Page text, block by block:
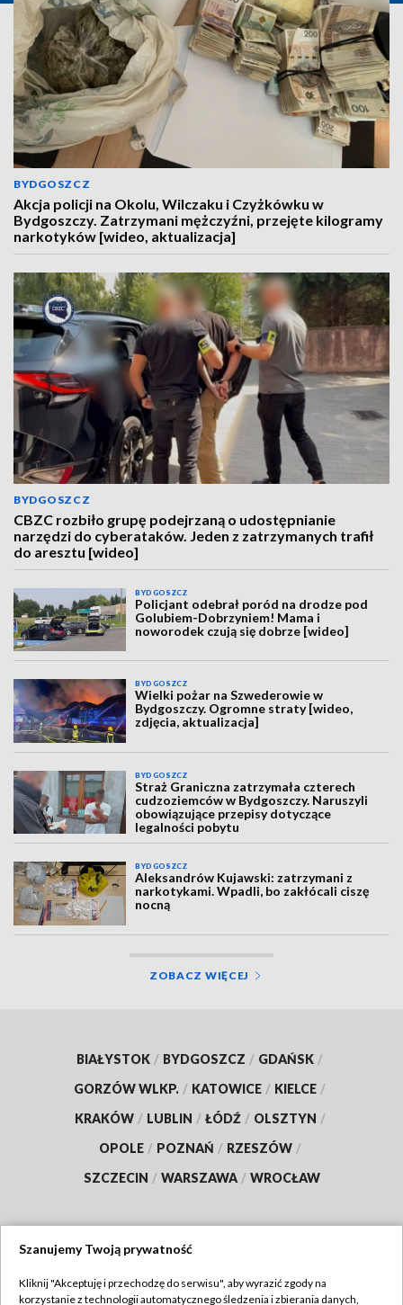
BYDGOSZCZ
Akcja policji na Okolu, Wilczaku i Czyżkówku w
Bydgoszczy. Zatrzymani mężczyźni, przejęte kilogramy
narkotyków [wideo, aktualizacja]
BYDGOSZCZ
CBZC rozbiło grupę podejrzaną o udostępnianie
narzędzi do cyberataków. Jeden z zatrzymanych trafił
do aresztu [wideo]
BYDGOSZCZ
Policjant odebrał poród na drodze pod
Golubiem-Dobrzyniem! Mama i
noworodek czują się dobrze [wideo]
BYDGOSZCZ
Wielki pożar na Szwederowie w
Bydgoszczy. Ogromne straty [wideo,
zdjęcia, aktualizacja]
BYDGOSZCZ
Straż Graniczna zatrzymała czterech
cudzoziemców w Bydgoszczy. Naruszyli
obowiązujące przepisy dotyczące
legalności pobytu
BYDGOSZCZ
Aleksandrów Kujawski: zatrzymani z
narkotykami. Wpadli, bo zakłócali ciszę
nocną
ZOBACZ WIĘCEJ
BIAŁYSTOK / BYDGOSZCZ / GDAŃSK /
GORZÓW WLKP. / KATOWICE / KIELCE /
KRAKÓW / LUBLIN / ŁÓDŹ / OLSZTYN /
OPOLE / POZNAŃ / RZESZÓW /
SZCZECIN / WARSZAWA / WROCŁAW
Szanujemy Twoją prywatność
Kliknij "Akceptuję i przechodzę do serwisu", aby wyrazić zgody na
korzystanie z technologii automatycznego śledzenia i zbierania danych,